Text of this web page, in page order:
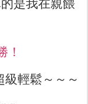
是我在親餵
！
輕鬆～～～